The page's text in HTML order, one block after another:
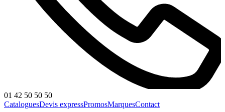
01 42 50 50 50
CataloguesDevis expressPromosMarquesContact